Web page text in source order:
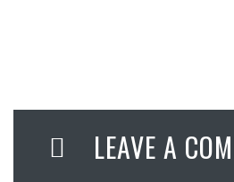
LEAVE A